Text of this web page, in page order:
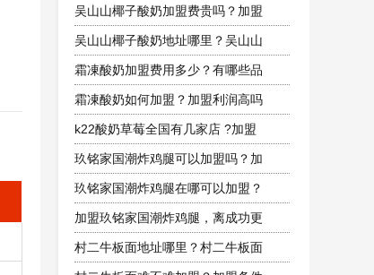
吴山山椰子酸奶加盟费贵吗？加盟
吴山山椰子酸奶地址哪里？吴山山
霜凍酸奶加盟费用多少？有哪些品
霜凍酸奶如何加盟？加盟利润高吗
k22酸奶草莓全国有几家店 ?加盟
玖铭家国潮炸鸡腿可以加盟吗？加
玖铭家国潮炸鸡腿在哪可以加盟？
加盟玖铭家国潮炸鸡腿，离成功更
村二牛板面地址哪里？村二牛板面